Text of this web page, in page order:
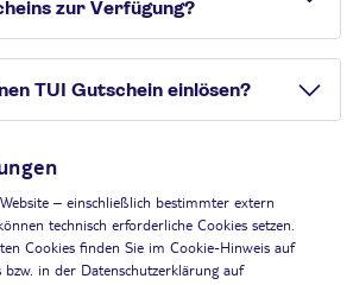
zur Verfügung?
TUI Gutschein einlösen?
Widerruf
– einschließlich bestimmter extern
technisch erforderliche Cookies setzen.
Cookies finden Sie im Cookie-Hinweis auf
in der Datenschutzerklärung auf